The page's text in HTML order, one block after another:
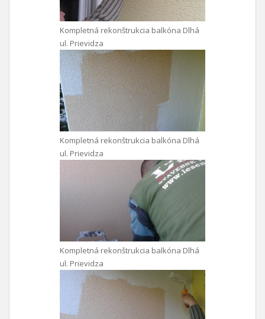
Kompletná rekonštrukcia balkóna Dlhá
ul. Prievidza
Kompletná rekonštrukcia balkóna Dlhá
ul. Prievidza
Kompletná rekonštrukcia balkóna Dlhá
ul. Prievidza